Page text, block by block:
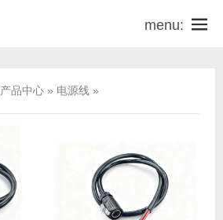
menu:
产品中心 » 电源线 »